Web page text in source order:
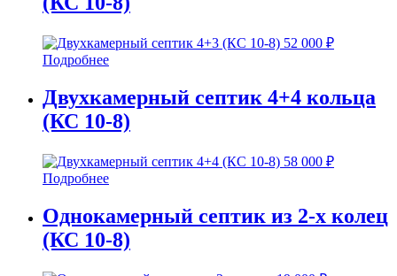
52 000 ₽
Подробнее
Двухкамерный септик 4+4 кольца
(КС 10-8)
58 000 ₽
Подробнее
Однокамерный септик из 2-х колец
(КС 10-8)